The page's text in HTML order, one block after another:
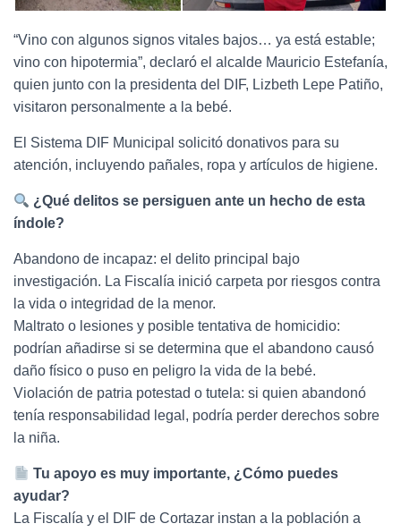
“Vino con algunos signos vitales bajos… ya está estable;
vino con hipotermia”, declaró el alcalde Mauricio Estefanía,
quien junto con la presidenta del DIF, Lizbeth Lepe Patiño,
visitaron personalmente a la bebé.
El Sistema DIF Municipal solicitó donativos para su
atención, incluyendo pañales, ropa y artículos de higiene.
¿Qué delitos se persiguen ante un hecho de esta
índole?
Abandono de incapaz: el delito principal bajo
investigación. La Fiscalía inició carpeta por riesgos contra
la vida o integridad de la menor.
Maltrato o lesiones y posible tentativa de homicidio:
podrían añadirse si se determina que el abandono causó
daño físico o puso en peligro la vida de la bebé.
Violación de patria potestad o tutela: si quien abandonó
tenía responsabilidad legal, podría perder derechos sobre
la niña.
Tu apoyo es muy importante, ¿Cómo puedes
ayudar?
La Fiscalía y el DIF de Cortazar instan a la población a